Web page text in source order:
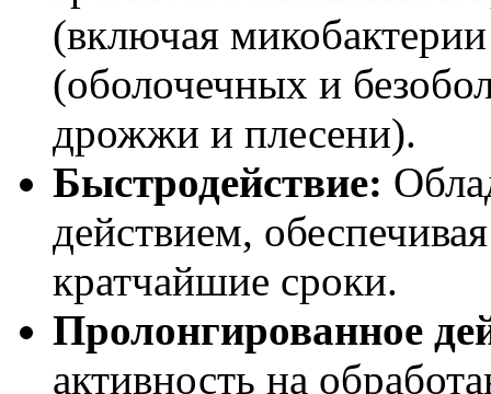
(включая
(оболочечных и
дрожжи и плесени).
Быстродействие:
действием,
кратчайшие сроки.
Пролонгированное
активность на